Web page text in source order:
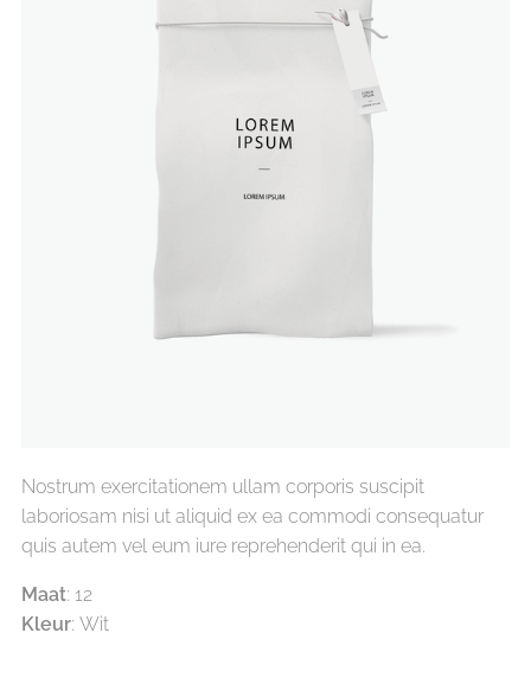
Nostrum exercitationem ullam corporis suscipit
laboriosam nisi ut aliquid ex ea commodi consequatur
quis autem vel eum iure reprehenderit qui in ea.
Maat: 12
Kleur: Wit